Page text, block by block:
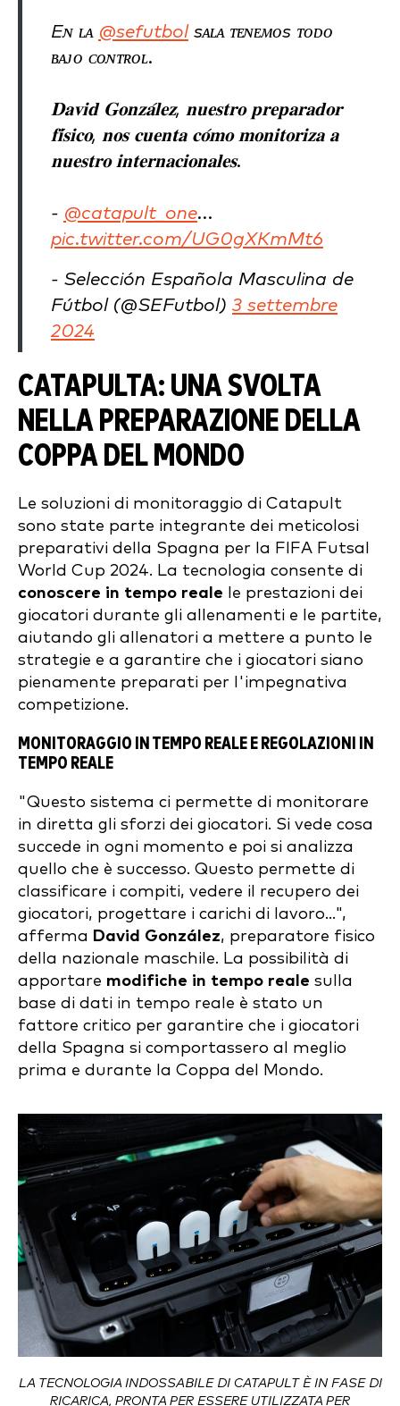
Eɴ ʟᴀ @sefutbol sᴀʟᴀ ᴛᴇɴᴇᴍᴏs ᴛᴏᴅᴏ
ʙᴀᴊᴏ ᴄᴏɴᴛʀᴏʟ.
𝐃𝐚𝐯𝐢𝐝 𝐆𝐨𝐧𝐳𝐚́𝐥𝐞𝐳, 𝐧𝐮𝐞𝐬𝐭𝐫𝐨 𝐩𝐫𝐞𝐩𝐚𝐫𝐚𝐝𝐨𝐫
𝐟𝐢́𝐬𝐢𝐜𝐨, 𝐧𝐨𝐬 𝐜𝐮𝐞𝐧𝐭𝐚 𝐜𝐨́𝐦𝐨 𝐦𝐨𝐧𝐢𝐭𝐨𝐫𝐢𝐳𝐚 𝐚
𝐧𝐮𝐞𝐬𝐭𝐫𝐨 𝐢𝐧𝐭𝐞𝐫𝐧𝐚𝐜𝐢𝐨𝐧𝐚𝐥𝐞𝐬.
- @catapult_one...
pic.twitter.com/UG0gXKmMt6
- Selección Española Masculina de
Fútbol (@SEFutbol) 3 settembre
2024
CATAPULTA: UNA SVOLTA
NELLA PREPARAZIONE DELLA
COPPA DEL MONDO
Le soluzioni di monitoraggio di Catapult
sono state parte integrante dei meticolosi
preparativi della Spagna per la FIFA Futsal
World Cup 2024. La tecnologia consente di
conoscere in tempo reale le prestazioni dei
giocatori durante gli allenamenti e le partite,
aiutando gli allenatori a mettere a punto le
strategie e a garantire che i giocatori siano
pienamente preparati per l'impegnativa
competizione.
MONITORAGGIO IN TEMPO REALE E REGOLAZIONI IN
TEMPO REALE
"Questo sistema ci permette di monitorare
in diretta gli sforzi dei giocatori. Si vede cosa
succede in ogni momento e poi si analizza
quello che è successo. Questo permette di
classificare i compiti, vedere il recupero dei
giocatori, progettare i carichi di lavoro...",
afferma David González, preparatore fisico
della nazionale maschile. La possibilità di
apportare modifiche in tempo reale sulla
base di dati in tempo reale è stato un
fattore critico per garantire che i giocatori
della Spagna si comportassero al meglio
prima e durante la Coppa del Mondo.
LA TECNOLOGIA INDOSSABILE DI CATAPULT È IN FASE DI
RICARICA, PRONTA PER ESSERE UTILIZZATA PER